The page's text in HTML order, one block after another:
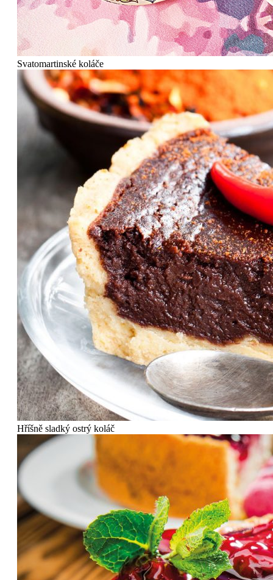
Svatomartinské koláče
Hříšně sladký ostrý koláč